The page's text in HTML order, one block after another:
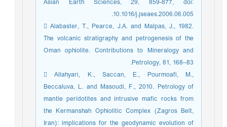
Asian Earth Sciences, 29, 859-877, doi:
10.1016/j.jseaes.2006.06.005.
 Alabaster, T., Pearce, J.A. and Malpas, J., 1982.
The volcanic stratigraphy and petrogenesis of the
Oman ophiolite. Contributions to Mineralogy and
Petrology, 81, 168–83.
 Allahyari, K., Saccan, E., Pourmoafi, M.,
Beccaluva, L. and Masoudi, F., 2010. Petrology of
mantle peridotites and intrusive mafic rocks from
the Kermanshah Ophiolitic Complex (Zagros Belt,
Iran): implications for the geodynamic evolution of